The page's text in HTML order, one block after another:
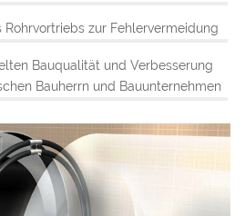
zur Fehlervermeidung
Bauqualität und Verbesserung
Bauherrn und Bauunternehmen